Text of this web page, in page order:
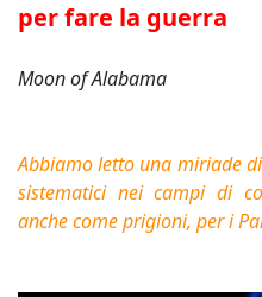
per fare la guerra
Moon of Alabama
Abbiamo letto una miriade
sistematici nei campi di
anche come prigioni, per i